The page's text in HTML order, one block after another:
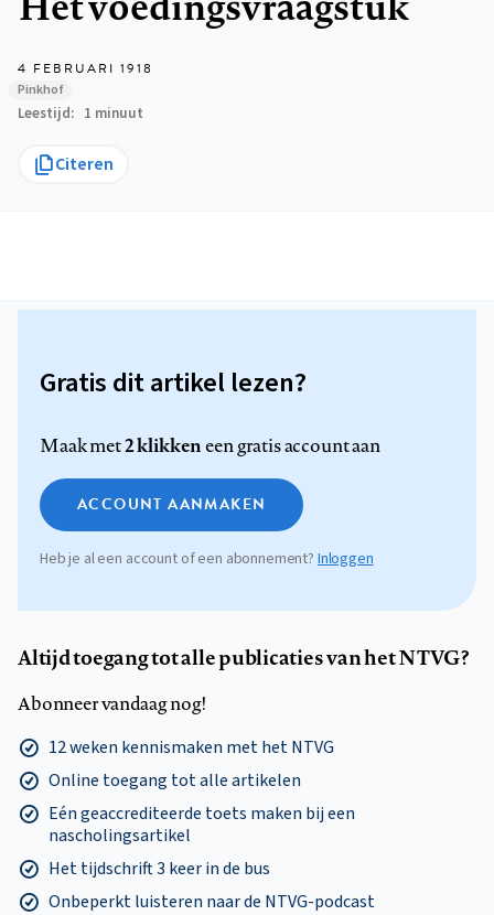
4 FEBRUARI 1918
Pinkhof
Leestijd 1 minuut
Citeren
Gratis dit artikel lezen?
Maak met2 klikkeneen gratis account aan
ACCOUNT AANMAKEN
Heb je al een account of een abonnement? Inloggen
Altijd toegang tot alle publicaties van het NTVG?
Abonneer vandaag nog!
12 weken kennismaken met het NTVG
Online toegang tot alle artikelen
Eén geaccrediteerde toets maken bij een
nascholingsartikel
Het tijdschrift 3 keer in de bus
Onbeperkt luisteren naar de NTVG-podcast